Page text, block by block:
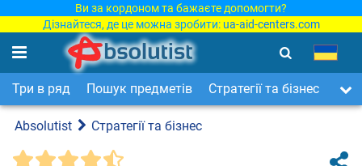
Ви за кордоном та бажаєте допомогти?
Дізнайтеся, де це можна зробити: ua-aid-centers.com
Три в ряд Пошук предметів Стратегії та бізнес
Absolutist Стратегії та бізнес